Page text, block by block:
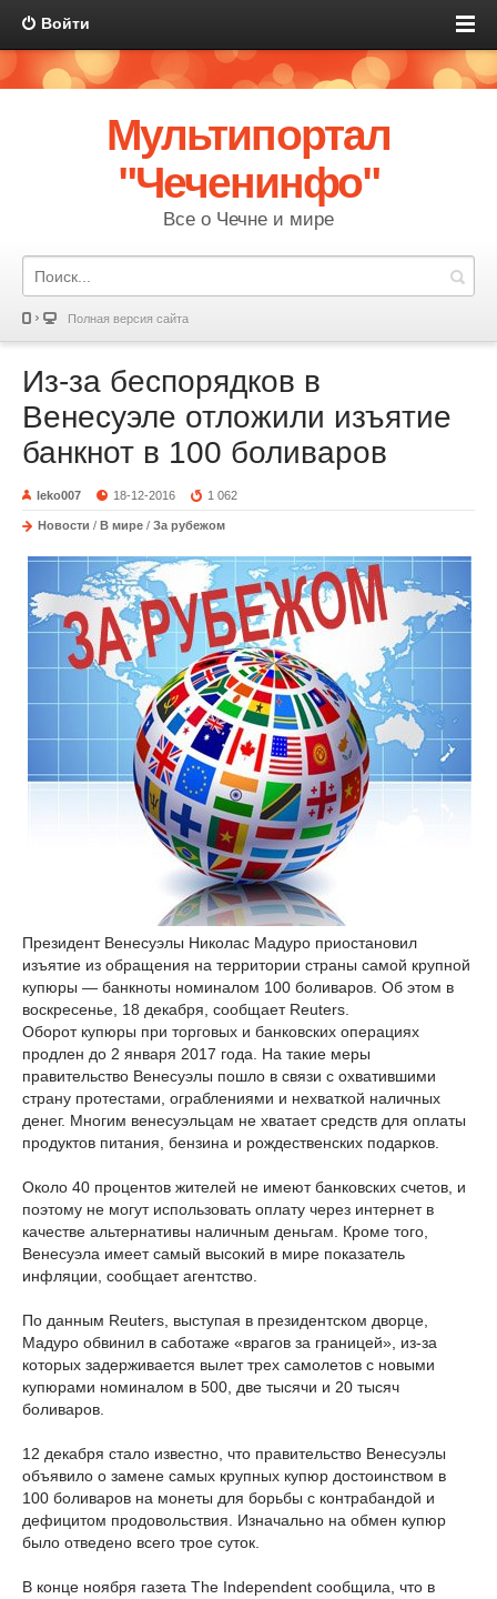
Войти
Мультипортал
"Чеченинфо"
Все о Чечне и мире
Полная версия сайта
Из-за беспорядков в
Венесуэле отложили изъятие
банкнот в 100 боливаров
leko007 18-12-2016 1 062
Новости / В мире / За рубежом
Президент Венесуэлы Николас Мадуро приостановил
изъятие из обращения на территории страны самой крупной
купюры — банкноты номиналом 100 боливаров. Об этом в
воскресенье, 18 декабря, сообщает Reuters.
Оборот купюры при торговых и банковских операциях
продлен до 2 января 2017 года. На такие меры
правительство Венесуэлы пошло в связи с охватившими
страну протестами, ограблениями и нехваткой наличных
денег. Многим венесуэльцам не хватает средств для оплаты
продуктов питания, бензина и рождественских подарков.
Около 40 процентов жителей не имеют банковских счетов, и
поэтому не могут использовать оплату через интернет в
качестве альтернативы наличным деньгам. Кроме того,
Венесуэла имеет самый высокий в мире показатель
инфляции, сообщает агентство.
По данным Reuters, выступая в президентском дворце,
Мадуро обвинил в саботаже «врагов за границей», из-за
которых задерживается вылет трех самолетов с новыми
купюрами номиналом в 500, две тысячи и 20 тысяч
боливаров.
12 декабря стало известно, что правительство Венесуэлы
объявило о замене самых крупных купюр достоинством в
100 боливаров на монеты для борьбы с контрабандой и
дефицитом продовольствия. Изначально на обмен купюр
было отведено всего трое суток.
В конце ноября газета The Independent сообщила, что в